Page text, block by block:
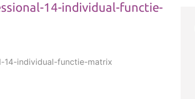
14-individual-functie-
14-individual-functie-matrix